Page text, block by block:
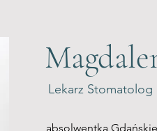
Lekarz Stomatolog
absolwentka